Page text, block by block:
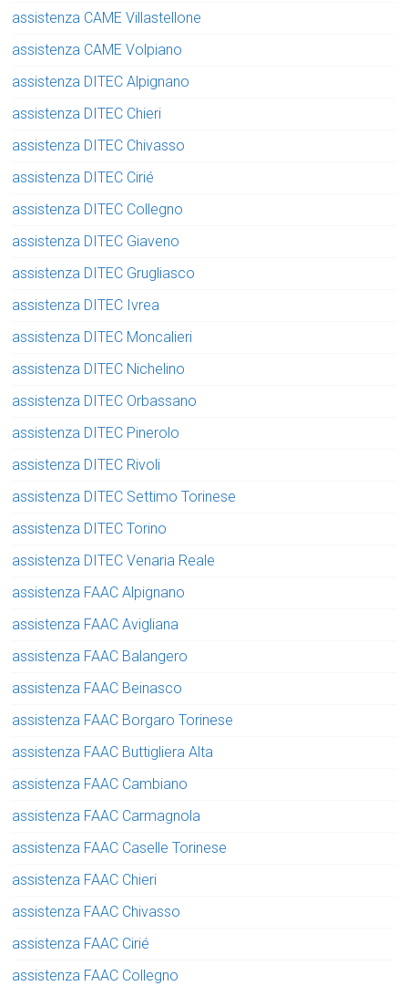
assistenza CAME Villastellone
assistenza CAME Volpiano
assistenza DITEC Alpignano
assistenza DITEC Chieri
assistenza DITEC Chivasso
assistenza DITEC Cirié
assistenza DITEC Collegno
assistenza DITEC Giaveno
assistenza DITEC Grugliasco
assistenza DITEC Ivrea
assistenza DITEC Moncalieri
assistenza DITEC Nichelino
assistenza DITEC Orbassano
assistenza DITEC Pinerolo
assistenza DITEC Rivoli
assistenza DITEC Settimo Torinese
assistenza DITEC Torino
assistenza DITEC Venaria Reale
assistenza FAAC Alpignano
assistenza FAAC Avigliana
assistenza FAAC Balangero
assistenza FAAC Beinasco
assistenza FAAC Borgaro Torinese
assistenza FAAC Buttigliera Alta
assistenza FAAC Cambiano
assistenza FAAC Carmagnola
assistenza FAAC Caselle Torinese
assistenza FAAC Chieri
assistenza FAAC Chivasso
assistenza FAAC Cirié
assistenza FAAC Collegno